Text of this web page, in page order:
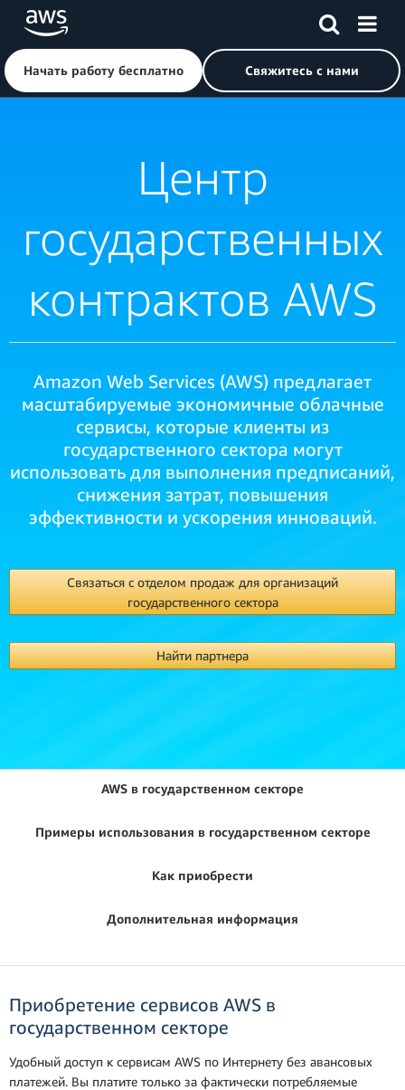
Перейти к главному контенту
Щелкните здесь, чтобы вернуться на главную страницу
Начать работу бесплатно Свяжитесь с нами
Центр
государственных
контрактов AWS
Amazon Web Services (AWS) предлагает
масштабируемые экономичные облачные
сервисы, которые клиенты из
государственного сектора могут
использовать для выполнения предписаний,
снижения затрат, повышения
эффективности и ускорения инноваций.
Связаться с отделом продаж для организаций
государственного сектора
Найти партнера
AWS в государственном секторе
Примеры использования в государственном секторе
Как приобрести
Дополнительная информация
Приобретение сервисов AWS в
государственном секторе
Удобный доступ к сервисам AWS по Интернету без авансовых
платежей. Вы платите только за фактически потребляемые